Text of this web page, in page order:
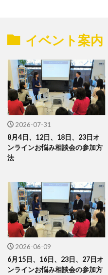
イベント案内
2026-07-31
8月4日、12日、18日、23日オ
ンラインお悩み相談会の参加方
法
2026-06-09
6月15日、16日、23日、27日オ
ンラインお悩み相談会の参加方